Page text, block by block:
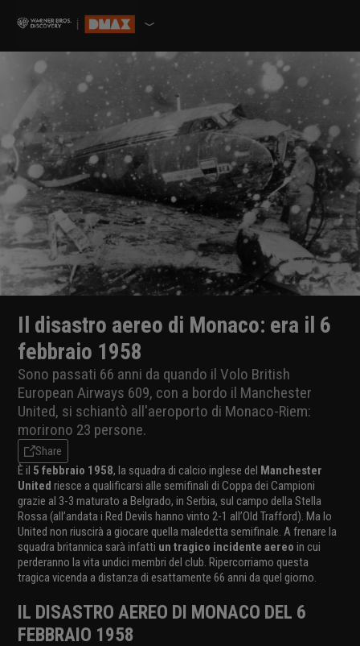
Il disastro aereo di Monaco: era il 6
febbraio 1958
Sono passati 66 anni da quando il Volo British
European Airways 609, con a bordo il Manchester
United, si schiantò all'aeroporto di Monaco-Riem:
morirono 23 persone.
Share
È il 5 febbraio 1958, la squadra di calcio inglese del Manchester
United riesce a qualificarsi alle semifinali di Coppa dei Campioni
grazie al 3-3 maturato a Belgrado, in Serbia, sul campo della Stella
Rossa (all’andata i Red Devils hanno vinto 2-1 all’Old Trafford). Ma lo
United non riuscirà a giocare quella maledetta semifinale. A frenare la
squadra britannica sarà infatti un tragico incidente aereo in cui
perderanno la vita undici membri del club. Ripercorriamo questa
tragica vicenda a distanza di esattamente 66 anni da quel giorno.
IL DISASTRO AEREO DI MONACO DEL 6
FEBBRAIO 1958